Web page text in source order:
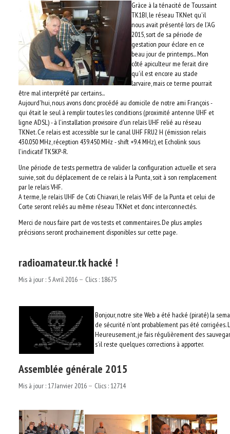
Gràce à la ténacité de Toussaint
TK1BI, le réseau TKNet qu'il
nous avait présenté lors de l'AG
2015, sort de sa période de
gestation pour éclore en ce
beau jour de printemps... Mon
côté apiculteur me ferait dire
qu'il est encore au stade
larvaire, mais ce terme pourrait
être mal interprété par certains...
Aujourd'hui, nous avons donc procédé au domicile de notre ami François -
qui était le seul à remplir toutes les conditions (proximité antenne UHF et
ligne ADSL) - à l'installation provisoire d'un relais UHF relié au réseau
TKNet. Ce relais est accessible sur le canal UHF FRU2 H (émission relais
430.050 MHz, réception 439.450 MHz - shift +9.4 MHz), et Echolink sous
l'indicatif TK5KP-R.
Une période de tests permettra de valider la configuration actuelle et sera
suivie, soit du déplacement de ce relais à la Punta, soit à son remplacement
par le relais VHF.
A terme, le relais UHF de Coti Chiavari, le relais VHF de la Punta et celui de
Corte seront reliés au même réseau TKNet et donc interconnectés.
Merci de nous faire part de vos tests et commentaires. De plus amples
précisions seront prochainement disponibles sur cette page.
radioamateur.tk hacké !
Mis à jour : 5 Avril 2016 Clics : 18675
Bonjour, notre site Web a été hacké (piraté) la
de sécurité n'ont probablement pas été
Heureusement, je fais régulièrement des
s'il reste quelques corrections à apporter.
Assemblée générale 2015
Mis à jour : 17 Janvier 2016 Clics : 12714